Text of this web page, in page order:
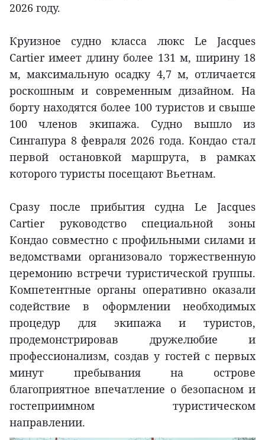
2026 году.
Круизное судно класса люкс Le Jacques
Cartier имеет длину более 131 м, ширину 18
м, максимальную осадку 4,7 м, отличается
роскошным и современным дизайном. На
борту находятся более 100 туристов и свыше
100 членов экипажа. Судно вышло из
Сингапура 8 февраля 2026 года. Кондао стал
первой остановкой маршрута, в рамках
которого туристы посещают Вьетнам.
Сразу после прибытия судна Le Jacques
Cartier руководство специальной зоны
Кондао совместно с профильными силами и
ведомствами организовало торжественную
церемонию встречи туристической группы.
Компетентные органы оперативно оказали
содействие в оформлении необходимых
процедур для экипажа и туристов,
продемонстрировав дружелюбие и
профессионализм, создав у гостей с первых
минут пребывания на острове
благоприятное впечатление о безопасном и
гостеприимном туристическом
направлении.